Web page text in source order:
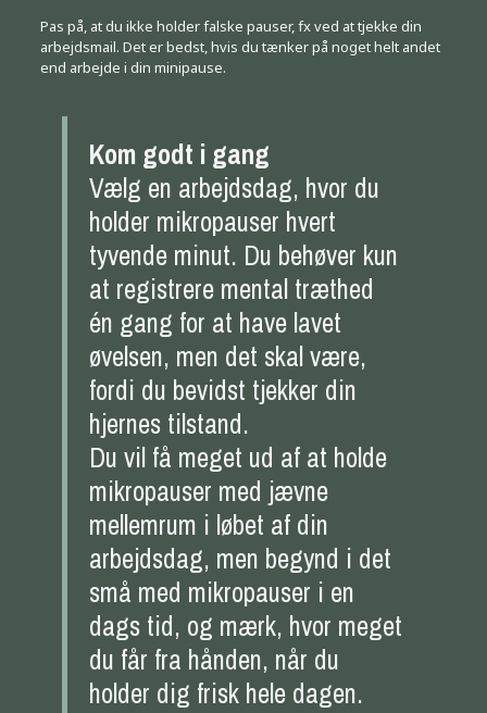
Pas på, at du ikke holder falske pauser, fx ved at tjekke din
arbejdsmail. Det er bedst, hvis du tænker på noget helt andet
end arbejde i din minipause.
Kom godt i gang
Vælg en arbejdsdag, hvor du
holder mikropauser hvert
tyvende minut. Du behøver kun
at registrere mental træthed
én gang for at have lavet
øvelsen, men det skal være,
fordi du bevidst tjekker din
hjernes tilstand.
Du vil få meget ud af at holde
mikropauser med jævne
mellemrum i løbet af din
arbejdsdag, men begynd i det
små med mikropauser i en
dags tid, og mærk, hvor meget
du får fra hånden, når du
holder dig frisk hele dagen.